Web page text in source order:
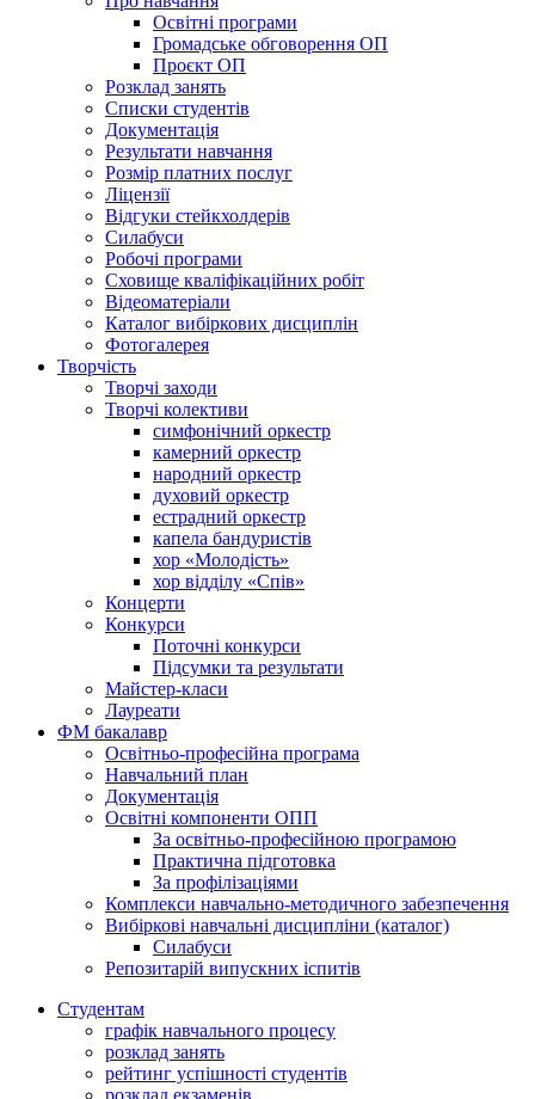
Освітні програми
Громадське обговорення ОП
Проєкт ОП
Розклад занять
Списки студентів
Документація
Результати навчання
Розмір платних послуг
Ліцензії
Відгуки стейкхолдерів
Силабуси
Робочі програми
Сховище кваліфікаційних робіт
Відеоматеріали
Каталог вибіркових дисциплін
Фотогалерея
Творчість
Творчі заходи
Творчі колективи
симфонічний оркестр
камерний оркестр
народний оркестр
духовий оркестр
естрадний оркестр
капела бандуристів
хор «Молодість»
хор відділу «Спів»
Концерти
Конкурси
Поточні конкурси
Підсумки та результати
Майстер-класи
Лауреати
ФМ бакалавр
Освітньо-професійна програма
Навчальний план
Документація
Освітні компоненти ОПП
За освітньо-професійною програмою
Практична підготовка
За профілізаціями
Комплекси навчально-методичного забезпечення
Вибіркові навчальні дисципліни (каталог)
Силабуси
Репозитарій випускних іспитів
Студентам
графік навчального процесу
розклад занять
рейтинг успішності студентів
розклад екзаменів